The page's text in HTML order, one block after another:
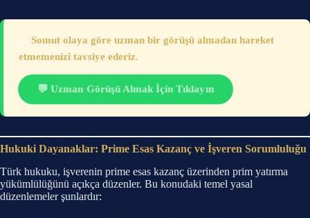
Somut olaya göre uzman bir görüşü almadan hareket
etmemenizi tavsiye ederiz.
💬 Uzman Görüşü Almak İçin Tıklayın
Hukuki Dayanaklar: Prime Esas Kazanç ve İşveren Sorumluluğu
Türk hukuku, işverenin prime esas kazanç üzerinden prim yatırma
yükümlülüğünü açıkça düzenler. Bu konudaki temel yasal
düzenlemeler şunlardır: